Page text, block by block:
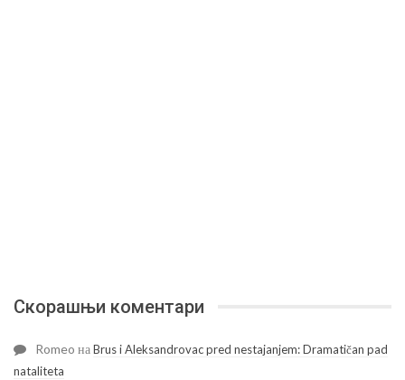
Скорашњи коментари
Romeo наBrus i Aleksandrovac pred nestajanjem: Dramatičan pad
nataliteta